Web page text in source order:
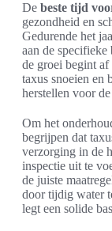
De beste tijd
gezondheid en
Gedurende het
aan de
de groei begint af
taxus snoeien en
herstellen voor
Om het
begrijpen dat
verzorging in de
inspectie uit te
de juiste
door tijdig water
legt een solide